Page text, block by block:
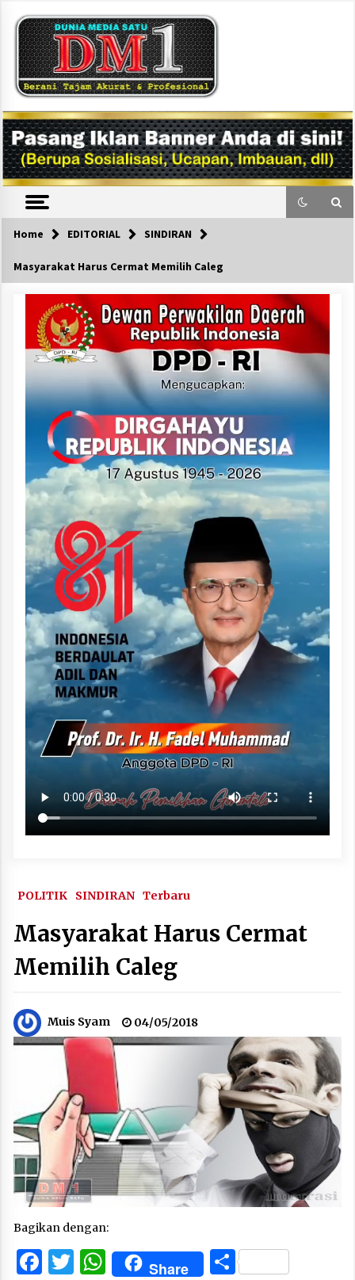
content
DM1
Home EDITORIAL SINDIRAN
Masyarakat Harus Cermat Memilih Caleg
POLITIK SINDIRAN Terbaru
Masyarakat Harus Cermat
Memilih Caleg
Muis Syam 04/05/2018
Bagikan dengan:
Facebook
Twitter
WhatsApp
Share Share